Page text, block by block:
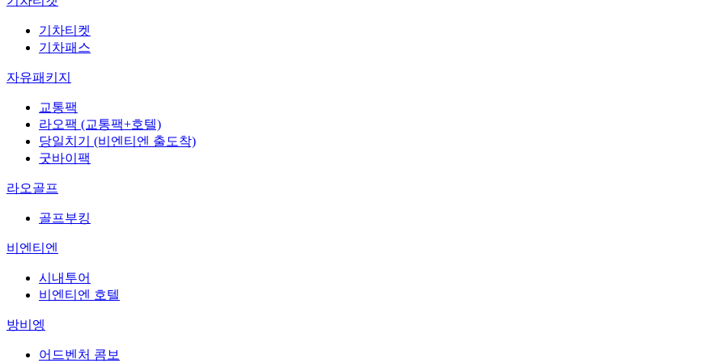
기차티켓
기차패스
자유패키지
교통팩
라오팩 (교통팩+호텔)
당일치기 (비엔티엔 출도착)
굿바이팩
라오골프
골프부킹
비엔티엔
시내투어
비엔티엔 호텔
방비엥
어드벤처 콤보